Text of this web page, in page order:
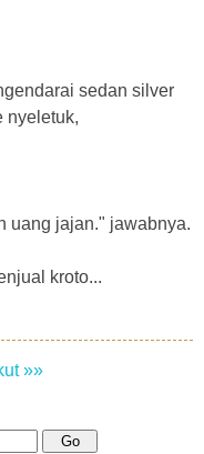
sedan silver
nyeletuk,
uang jajan." jawabnya.
kroto...
»»